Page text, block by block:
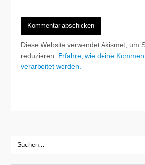
Diese Website verwendet Akismet, um
reduzieren. Erfahre, wie deine
verarbeitet werden.